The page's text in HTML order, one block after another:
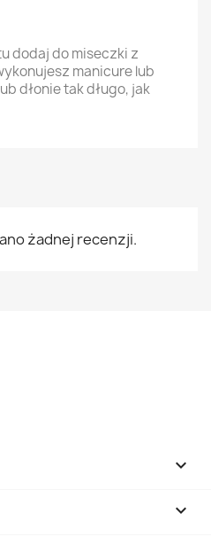
dodaj do miseczki z
manicure lub
dłonie tak długo, jak
żadnej recenzji.

